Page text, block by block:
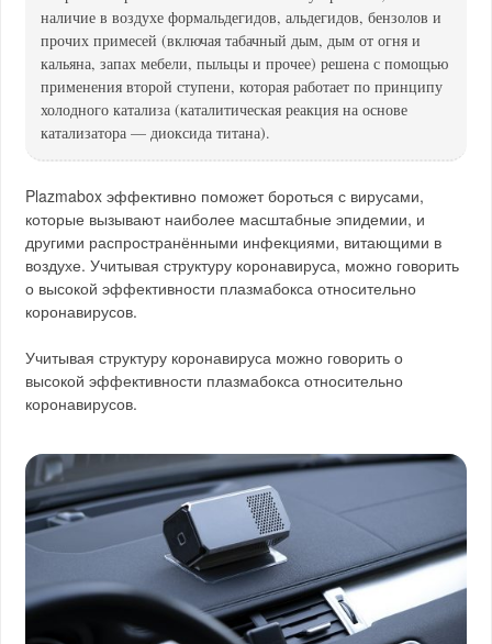
наличие в воздухе формальдегидов, альдегидов, бензолов и
прочих примесей (включая табачный дым, дым от огня и
кальяна, запах мебели, пыльцы и прочее) решена с помощью
применения второй ступени, которая работает по принципу
холодного катализа (каталитическая реакция на основе
катализатора — диоксида титана).
Plazmabox эффективно поможет бороться с вирусами,
которые вызывают наиболее масштабные эпидемии, и
другими распространёнными инфекциями, витающими в
воздухе. Учитывая структуру коронавируса, можно говорить
о высокой эффективности плазмабокса относительно
коронавирусов.
Учитывая структуру коронавируса можно говорить о
высокой эффективности плазмабокса относительно
коронавирусов.